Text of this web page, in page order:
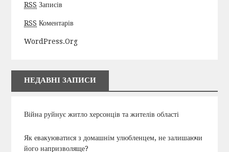
RSS Записів
RSS Коментарів
WordPress.org
НЕДАВНІ ЗАПИСИ
Війна руйнує житло херсонців та жителів області
Як евакуюватися з домашнім улюбленцем, не залишаючи
його напризволяще?